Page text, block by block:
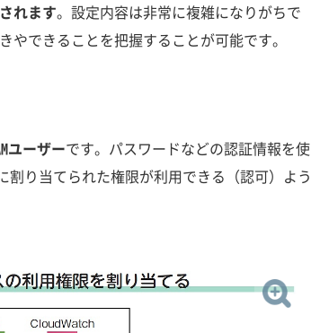
れます。設定内容は非常に複雑になりがちで
できることを把握することが可能です。
ユーザーです。パスワードなどの認証情報を使
り当てられた権限が利用できる（認可）よう